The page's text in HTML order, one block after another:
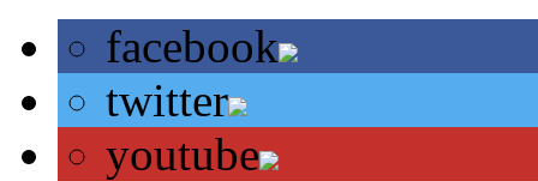
facebook
twitter
youtube